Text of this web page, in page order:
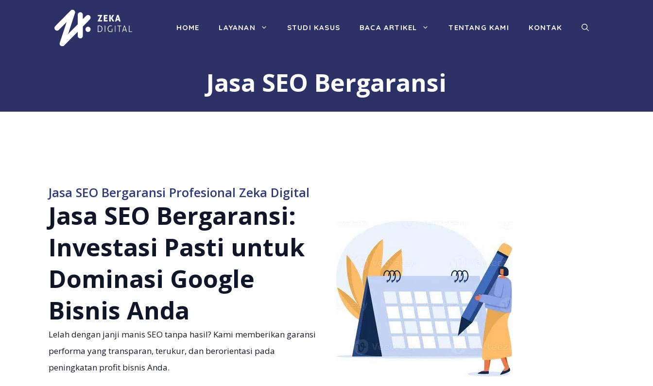
HOME LAYANAN STUDI KASUS BACA ARTIKEL TENTANG KAMI KONTAK
Jasa SEO Bergaransi
Jasa SEO Bergaransi Profesional Zeka Digital
Jasa SEO Bergaransi:
Investasi Pasti untuk
Dominasi Google
Bisnis Anda
Lelah dengan janji manis SEO tanpa hasil? Kami memberikan garansi
performa yang transparan, terukur, dan berorientasi pada
peningkatan profit bisnis Anda.